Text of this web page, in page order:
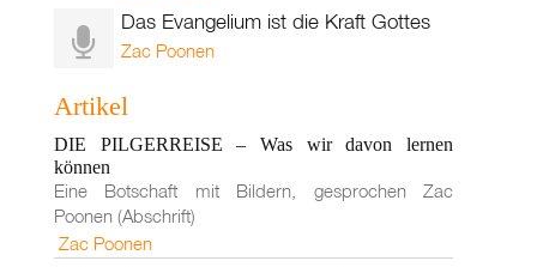
Das Evangelium ist die Kraft Gottes
Zac Poonen
Artikel
DIE PILGERREISE – Was wir davon lernen
können
Eine Botschaft mit Bildern, gesprochen Zac
Poonen (Abschrift)
Zac Poonen